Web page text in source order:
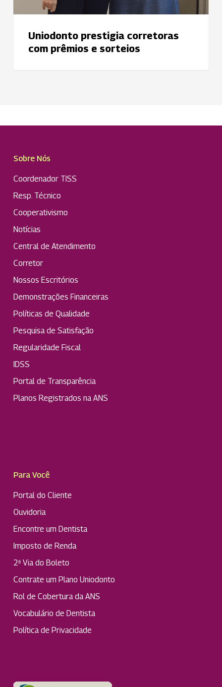
Uniodonto prestigia corretoras
com prêmios e sorteios
Sobre Nós
Coordenador TISS
Resp. Técnico
Cooperativismo
Notícias
Central de Atendimento
Corretor
Nossos Escritórios
Demonstrações Financeiras
Políticas de Qualidade
Pesquisa de Satisfação
Regularidade Fiscal
IDSS
Portal de Transparência
Planos Registrados na ANS
Para Você
Portal do Cliente
Ouvidoria
Encontre um Dentista
Imposto de Renda
2ª Via do Boleto
Contrate um Plano Uniodonto
Rol de Cobertura da ANS
Vocabulário de Dentista
Política de Privacidade